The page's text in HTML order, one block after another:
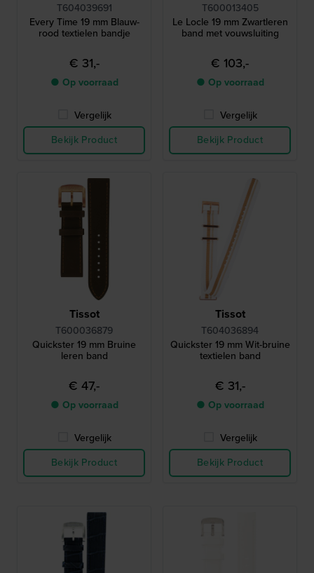
T604039691
Every Time 19 mm Blauw-
rood textielen bandje
€ 31,-
● Op voorraad
Vergelijk
Bekijk Product
T600013405
Le Locle 19 mm Zwartleren
band met vouwsluiting
€ 103,-
● Op voorraad
Vergelijk
Bekijk Product
Tissot
T600036879
Quickster 19 mm Bruine
leren band
€ 47,-
● Op voorraad
Vergelijk
Bekijk Product
Tissot
T604036894
Quickster 19 mm Wit-bruine
textielen band
€ 31,-
● Op voorraad
Vergelijk
Bekijk Product